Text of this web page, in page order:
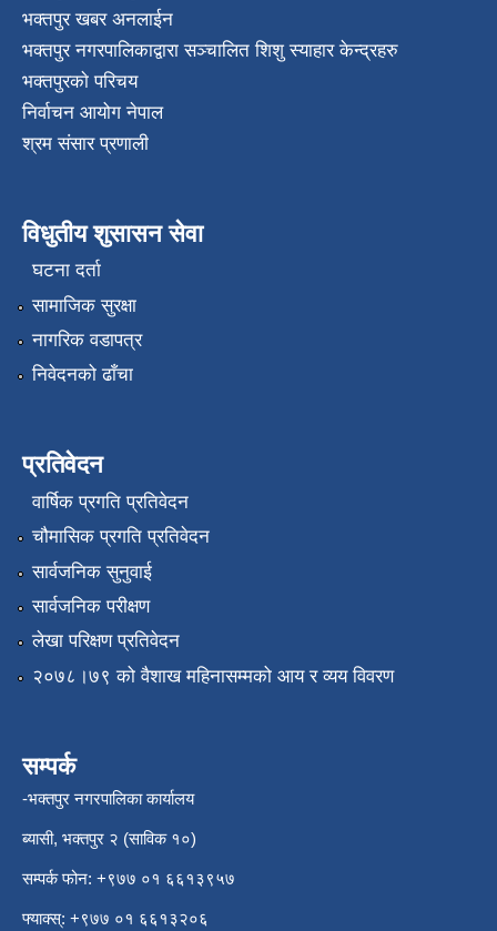
भक्तपुर खबर अनलाईन
भक्तपुर नगरपालिकाद्वारा सञ्चालित शिशु स्याहार केन्द्रहरु
भक्तपुरकाे परिचय
निर्वाचन आयोग नेपाल
श्रम संसार प्रणाली
विधुतीय शुसासन सेवा
घटना दर्ता
सामाजिक सुरक्षा
नागरिक वडापत्र
निवेदनको ढाँचा
प्रतिवेदन
वार्षिक प्रगति प्रतिवेदन
चौमासिक प्रगति प्रतिवेदन
सार्वजनिक सुनुवाई
सार्वजनिक परीक्षण
लेखा परिक्षण प्रतिवेदन
२०७८।७९ को वैशाख महिनासम्मको आय र व्यय विवरण
सम्पर्क
-भक्तपुर नगरपालिका कार्यालय
ब्यासी, भक्तपुर २ (साविक १०)
सम्पर्क फोन: +९७७ ०१ ६६१३९५७
फ्याक्स्: +९७७ ०१ ६६१३२०६